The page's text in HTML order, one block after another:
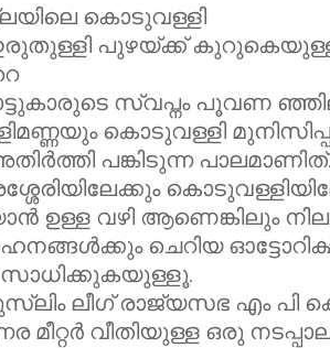
കൊടുവള്ളി
പുഴയ്ക്ക് കുറുകെയുള്ള
സ്വപ്നം പൂവണ
കൊടുവള്ളി
പങ്കിടുന്ന പാലമാണിത്.
ഉള്ള വഴി ആണെങ്കിലും
ചെറിയ
സാധിക്കുകയുള്ളൂ.
ലീഗ് രാജ്യസഭ എം പി
മീറ്റർ വീതിയുള്ള ഒരു